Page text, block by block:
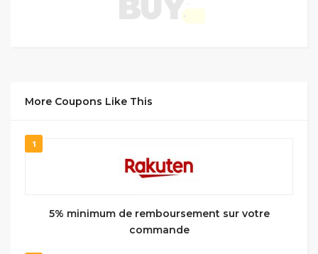
More Coupons Like This
1
5% minimum de remboursement sur votre
commande